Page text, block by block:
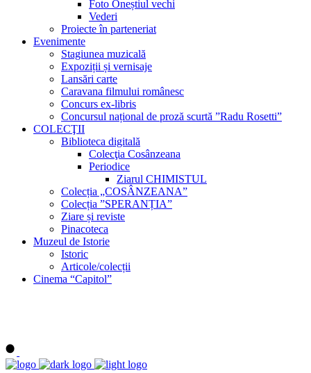
Foto Oneștiul vechi
Vederi
Proiecte în parteneriat
Evenimente
Stagiunea muzicală
Expoziții și vernisaje
Lansări carte
Caravana filmului românesc
Concurs ex-libris
Concursul național de proză scurtă ”Radu Rosetti”
COLECŢII
Biblioteca digitală
Colecţia Cosânzeana
Periodice
Ziarul CHIMISTUL
Colecția „COSÂNZEANA”
Colecția ”SPERANȚIA”
Ziare și reviste
Pinacoteca
Muzeul de Istorie
Istoric
Articole/colecții
Cinema “Capitol”